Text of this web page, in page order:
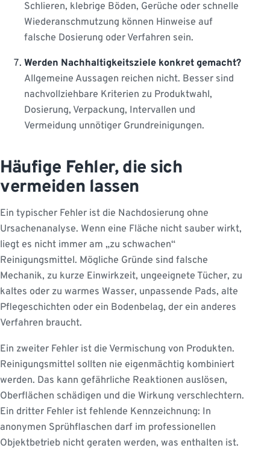
Schlieren, klebrige Böden, Gerüche oder schnelle
Wiederanschmutzung können Hinweise auf
falsche Dosierung oder Verfahren sein.
Werden Nachhaltigkeitsziele konkret gemacht?
Allgemeine Aussagen reichen nicht. Besser sind
nachvollziehbare Kriterien zu Produktwahl,
Dosierung, Verpackung, Intervallen und
Vermeidung unnötiger Grundreinigungen.
Häufige Fehler, die sich
vermeiden lassen
Ein typischer Fehler ist die Nachdosierung ohne
Ursachenanalyse. Wenn eine Fläche nicht sauber wirkt,
liegt es nicht immer am „zu schwachen“
Reinigungsmittel. Mögliche Gründe sind falsche
Mechanik, zu kurze Einwirkzeit, ungeeignete Tücher, zu
kaltes oder zu warmes Wasser, unpassende Pads, alte
Pflegeschichten oder ein Bodenbelag, der ein anderes
Verfahren braucht.
Ein zweiter Fehler ist die Vermischung von Produkten.
Reinigungsmittel sollten nie eigenmächtig kombiniert
werden. Das kann gefährliche Reaktionen auslösen,
Oberflächen schädigen und die Wirkung verschlechtern.
Ein dritter Fehler ist fehlende Kennzeichnung: In
anonymen Sprühflaschen darf im professionellen
Objektbetrieb nicht geraten werden, was enthalten ist.